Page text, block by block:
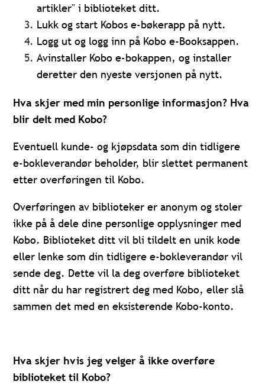
artikler" i biblioteket ditt.
Lukk og start Kobos e-bøkerapp på nytt.
Logg ut og logg inn på Kobo e-Booksappen.
Avinstaller Kobo e-bokappen, og installer
deretter den nyeste versjonen på nytt.
Hva skjer med min personlige informasjon? Hva
blir delt med Kobo?
Eventuell kunde- og kjøpsdata som din tidligere
e-bokleverandør beholder, blir slettet permanent
etter overføringen til Kobo.
Overføringen av biblioteker er anonym og stoler
ikke på å dele dine personlige opplysninger med
Kobo. Biblioteket ditt vil bli tildelt en unik kode
eller lenke som din tidligere e-bokleverandør vil
sende deg. Dette vil la deg overføre biblioteket
ditt når du har registrert deg med Kobo, eller slå
sammen det med en eksisterende Kobo-konto.
Hva skjer hvis jeg velger å ikke overføre
biblioteket til Kobo?